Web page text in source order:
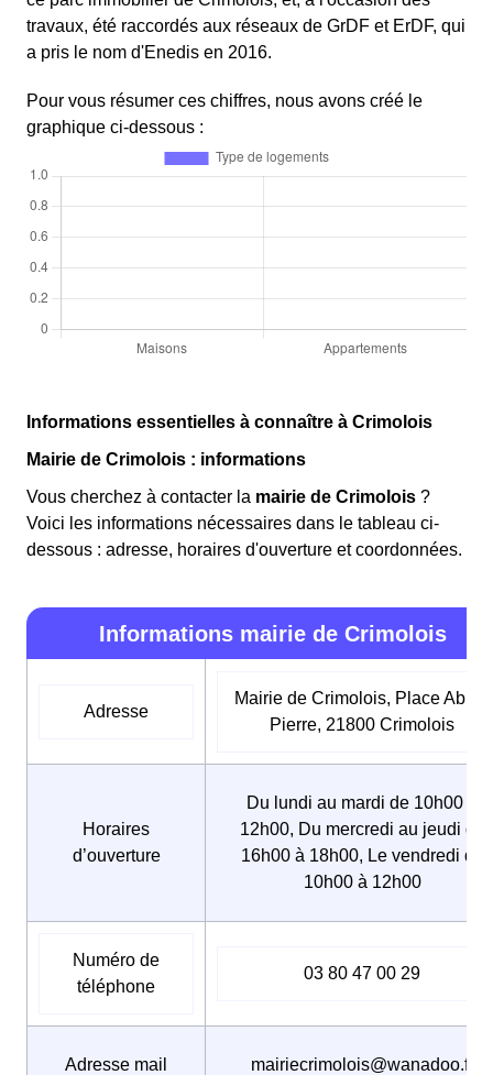
travaux, été raccordés aux réseaux de GrDF et ErDF, qui
a pris le nom d'Enedis en 2016.
Pour vous résumer ces chiffres, nous avons créé le
graphique ci-dessous :
Informations essentielles à connaître à Crimolois
Mairie de Crimolois : informations
Vous cherchez à contacter la mairie de Crimolois ?
Voici les informations nécessaires dans le tableau ci-
dessous : adresse, horaires d'ouverture et coordonnées.
Informations mairie de Crimolois
Adresse
Mairie de Crimolois, Place Abbé-
Pierre, 21800 Crimolois
Horaires
d’ouverture
Du lundi au mardi de 10h00 à
12h00, Du mercredi au jeudi de
16h00 à 18h00, Le vendredi de
10h00 à 12h00
Numéro de
téléphone
03 80 47 00 29
Adresse mail mairiecrimolois@wanadoo.fr